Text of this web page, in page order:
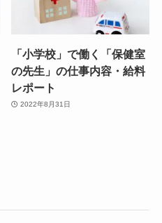
「小学校」で働く「保健室
の先生」の仕事内容・給料
レポート
2022年8月31日